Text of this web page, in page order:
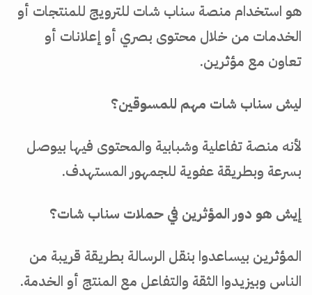
هو استخدام منصة سناب شات للترويج للمنتجات أو
الخدمات من خلال محتوى بصري أو إعلانات أو
تعاون مع مؤثرين.
ليش سناب شات مهم للمسوقين؟
لأنه منصة تفاعلية وشبابية والمحتوى فيها بيوصل
بسرعة وبطريقة عفوية للجمهور المستهدف.
إيش هو دور المؤثرين في حملات سناب شات؟
المؤثرين بيساعدوا بنقل الرسالة بطريقة قريبة من
الناس وبيزيدوا الثقة والتفاعل مع المنتج أو الخدمة.